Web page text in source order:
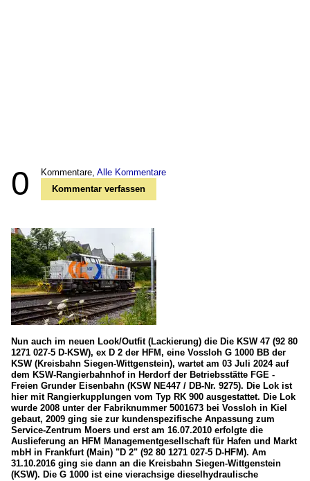
0 Kommentare, Alle Kommentare
Kommentar verfassen
Nun auch im neuen Look/Outfit (Lackierung) die Die KSW 47 (92 80
1271 027-5 D-KSW), ex D 2 der HFM, eine Vossloh G 1000 BB der
KSW (Kreisbahn Siegen-Wittgenstein), wartet am 03 Juli 2024 auf
dem KSW-Rangierbahnhof in Herdorf der Betriebsstätte FGE -
Freien Grunder Eisenbahn (KSW NE447 / DB-Nr. 9275). Die Lok ist
hier mit Rangierkupplungen vom Typ RK 900 ausgestattet. Die Lok
wurde 2008 unter der Fabriknummer 5001673 bei Vossloh in Kiel
gebaut, 2009 ging sie zur kundenspezifische Anpassung zum
Service-Zentrum Moers und erst am 16.07.2010 erfolgte die
Auslieferung an HFM Managementgesellschaft für Hafen und Markt
mbH in Frankfurt (Main) "D 2" (92 80 1271 027-5 D-HFM). Am
31.10.2016 ging sie dann an die Kreisbahn Siegen-Wittgenstein
(KSW). Die G 1000 ist eine vierachsige dieselhydraulische